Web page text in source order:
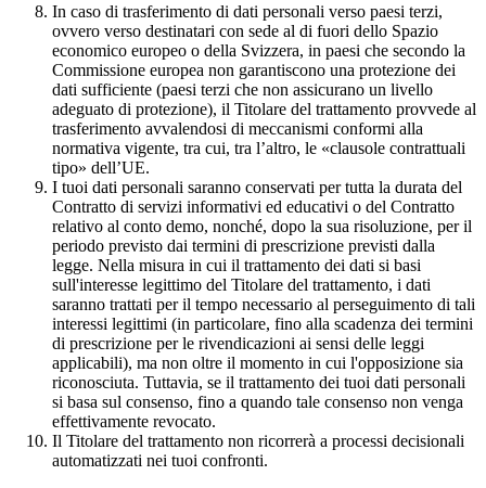
In caso di trasferimento di dati personali verso paesi terzi,
ovvero verso destinatari con sede al di fuori dello Spazio
economico europeo o della Svizzera, in paesi che secondo la
Commissione europea non garantiscono una protezione dei
dati sufficiente (paesi terzi che non assicurano un livello
adeguato di protezione), il Titolare del trattamento provvede al
trasferimento avvalendosi di meccanismi conformi alla
normativa vigente, tra cui, tra l’altro, le «clausole contrattuali
tipo» dell’UE.
I tuoi dati personali saranno conservati per tutta la durata del
Contratto di servizi informativi ed educativi o del Contratto
relativo al conto demo, nonché, dopo la sua risoluzione, per il
periodo previsto dai termini di prescrizione previsti dalla
legge. Nella misura in cui il trattamento dei dati si basi
sull'interesse legittimo del Titolare del trattamento, i dati
saranno trattati per il tempo necessario al perseguimento di tali
interessi legittimi (in particolare, fino alla scadenza dei termini
di prescrizione per le rivendicazioni ai sensi delle leggi
applicabili), ma non oltre il momento in cui l'opposizione sia
riconosciuta. Tuttavia, se il trattamento dei tuoi dati personali
si basa sul consenso, fino a quando tale consenso non venga
effettivamente revocato.
Il Titolare del trattamento non ricorrerà a processi decisionali
automatizzati nei tuoi confronti.